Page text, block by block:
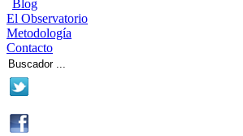
Blog
El Observatorio
Metodología
Contacto